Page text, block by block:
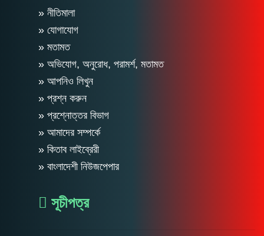
» নীতিমালা
» যোগাযোগ
» মতামত
» অভিযোগ, অনুরোধ, পরামর্শ, মতামত
» আপনিও লিখুন
» প্রশ্ন করুন
» প্রশ্নোত্তর বিভাগ
» আমাদের সম্পর্কে
» কিতাব লাইব্রেরী
» বাংলাদেশী নিউজপেপার
সূচীপত্র